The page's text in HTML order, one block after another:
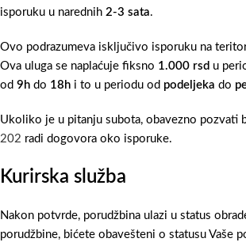
isporuku u narednih 2-3 sata.
Ovo podrazumeva isključivo isporuku na
Ova uluga se naplaćuje fiksno 1.000 rsd u
od 9h do 18h i to u periodu od podeljeka do
Ukoliko je u pitanju subota, obavezno pozvati
202 radi dogovora oko isporuke.
Kurirska služba
Nakon potvrde, porudžbina ulazi u status
porudžbine, bićete obavešteni o statusu Vaše